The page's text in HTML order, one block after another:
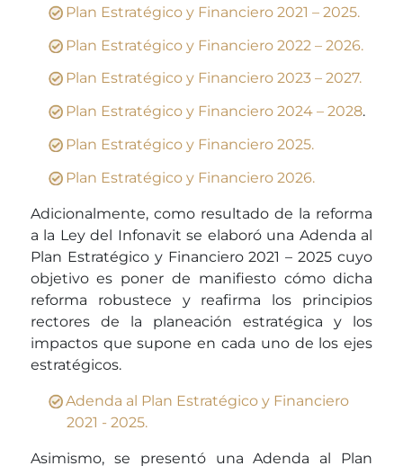
Plan Estratégico y Financiero 2021 – 2025.
Plan Estratégico y Financiero 2022 – 2026.
Plan Estratégico y Financiero 2023 – 2027.
Plan Estratégico y Financiero 2024 – 2028.
Plan Estratégico y Financiero 2025.
Plan Estratégico y Financiero 2026.
Adicionalmente, como resultado de la reforma
a la Ley del Infonavit se elaboró una Adenda al
Plan Estratégico y Financiero 2021 – 2025 cuyo
objetivo es poner de manifiesto cómo dicha
reforma robustece y reafirma los principios
rectores de la planeación estratégica y los
impactos que supone en cada uno de los ejes
estratégicos.
Adenda al Plan Estratégico y Financiero
2021 - 2025.
Asimismo, se presentó una Adenda al Plan